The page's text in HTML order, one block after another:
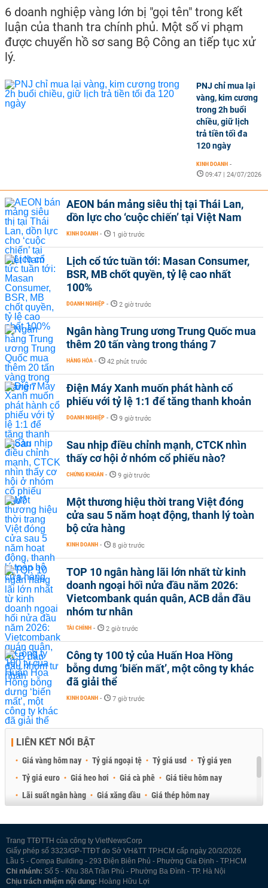
6 doanh nghiệp vàng lớn bị "gọi tên" trong kết
luận của thanh tra chính phủ. Một số vi phạm
được chuyển hồ sơ sang Bộ Công an tiếp tục xử
lý.
PNJ chỉ mua lại
vàng, kim cương
trong 2h buổi
chiều, giữ lịch
trả tiền tối đa
120 ngày
KINH DOANH -
09:47 | 24/07/2026
AEON bán mảng siêu thị tại Thái Lan,
dồn lực cho ‘cuộc chiến’ tại Việt Nam
KINH DOANH - 1 giờ trước
Lịch cổ tức tuần tới: Masan Consumer,
BSR, MB chốt quyền, tỷ lệ cao nhất
100%
DOANH NGHIỆP - 2 giờ trước
Ngân hàng Trung ương Trung Quốc mua
thêm 20 tấn vàng trong tháng 7
HÀNG HÓA - 42 phút trước
Điện Máy Xanh muốn phát hành cổ
phiếu với tỷ lệ 1:1 để tăng thanh khoản
DOANH NGHIỆP - 9 giờ trước
Sau nhịp điều chỉnh mạnh, CTCK nhìn
thấy cơ hội ở nhóm cổ phiếu nào?
CHỨNG KHOÁN - 9 giờ trước
Một thương hiệu thời trang Việt đóng
cửa sau 5 năm hoạt động, thanh lý toàn
bộ cửa hàng
KINH DOANH - 8 giờ trước
TOP 10 ngân hàng lãi lớn nhất từ kinh
doanh ngoại hối nửa đầu năm 2026:
Vietcombank quán quân, ACB dẫn đầu
nhóm tư nhân
TÀI CHÍNH - 2 giờ trước
Công ty 100 tỷ của Huấn Hoa Hồng
bỗng dưng ‘biến mất’, một công ty khác
đã giải thể
KINH DOANH - 7 giờ trước
LIÊN KẾT NỔI BẬT
Giá vàng hôm nay Tỷ giá ngoại tệ Tỷ giá usd
Tỷ giá yen
Tỷ giá euro
Giá heo hơi Giá cà phê
Giá tiêu hôm nay
Lãi suất ngân hàng
Giá xăng dầu
Giá thép hôm nay
Trang TTĐTTH của công ty VietNewsCorp
Giấy phép số 3323/GP-TTĐT do Sở VH&TT TP.HCM cấp ngày 20/3/2026
Lầu 5 - Compa Building - 293 Điện Biên Phủ - Phường Gia Định - TP.HCM
Chi nhánh: Số 5 - Khu 38A Trần Phú - Phường Ba Đình - TP. Hà Nội
Chịu trách nhiệm nội dung: Hoàng Hữu Lợi